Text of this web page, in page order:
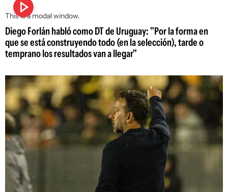
This is a modal window.
Diego Forlán habló como DT de Uruguay: "Por la forma en
que se está construyendo todo (en la selección), tarde o
temprano los resultados van a llegar"